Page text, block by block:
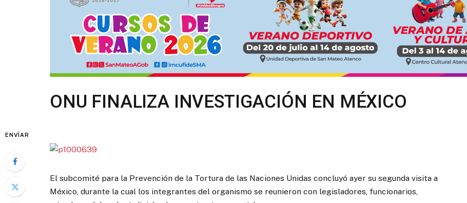
ONU FINALIZA INVESTIGACIÓN EN MÉXICO
ENVÍAR
El subcomité para la Prevención de la Tortura de las Naciones Unidas concluyó ayer su segunda visita a
México, durante la cual los integrantes del organismo se reunieron con legisladores, funcionarios,